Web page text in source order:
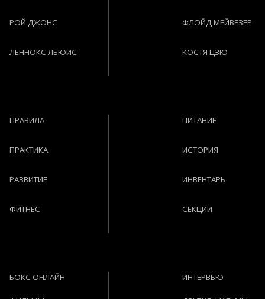
РОЙ ДЖОНС
ЛЕННОКС ЛЬЮИС
ФЛОЙД МЕЙВЕЗЕР
КОСТЯ ЦЗЮ
ПРАВИЛА
ПРАКТИКА
РАЗВИТИЕ
ФИТНЕС
ПИТАНИЕ
ИСТОРИЯ
ИНВЕНТАРЬ
СЕКЦИИ
БОКС ОНЛАЙН ИНТЕРВЬЮ